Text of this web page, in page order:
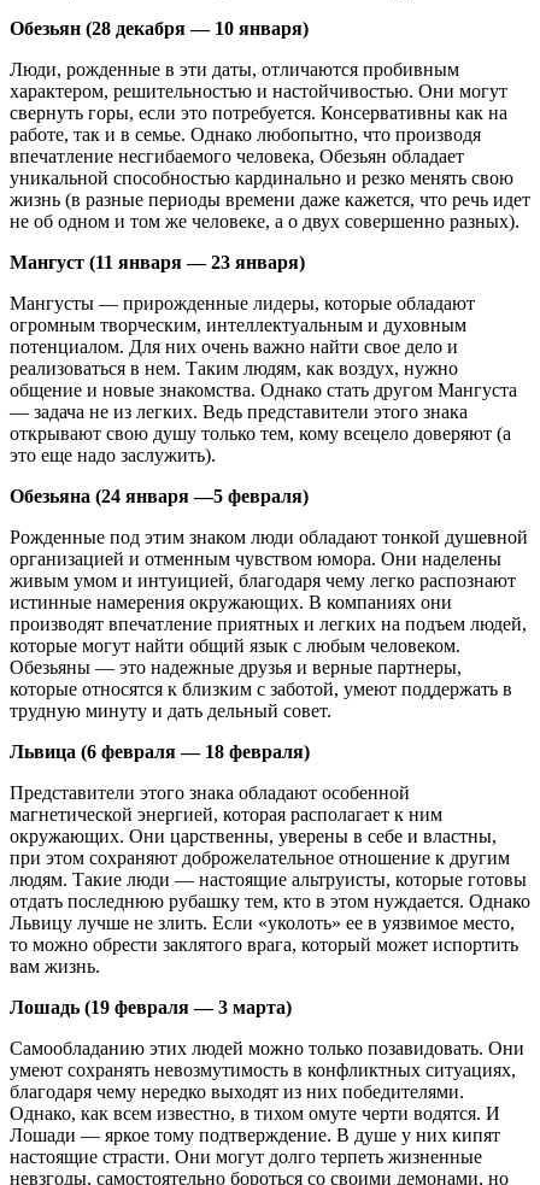
Обезьян (28 декабря — 10 января)
Люди, рожденные в эти даты, отличаются пробивным
характером, решительностью и настойчивостью. Они могут
свернуть горы, если это потребуется. Консервативны как на
работе, так и в семье. Однако любопытно, что производя
впечатление несгибаемого человека, Обезьян обладает
уникальной способностью кардинально и резко менять свою
жизнь (в разные периоды времени даже кажется, что речь идет
не об одном и том же человеке, а о двух совершенно разных).
Мангуст (11 января — 23 января)
Мангусты — прирожденные лидеры, которые обладают
огромным творческим, интеллектуальным и духовным
потенциалом. Для них очень важно найти свое дело и
реализоваться в нем. Таким людям, как воздух, нужно
общение и новые знакомства. Однако стать другом Мангуста
— задача не из легких. Ведь представители этого знака
открывают свою душу только тем, кому всецело доверяют (а
это еще надо заслужить).
Обезьяна (24 января —5 февраля)
Рожденные под этим знаком люди обладают тонкой душевной
организацией и отменным чувством юмора. Они наделены
живым умом и интуицией, благодаря чему легко распознают
истинные намерения окружающих. В компаниях они
производят впечатление приятных и легких на подъем людей,
которые могут найти общий язык с любым человеком.
Обезьяны — это надежные друзья и верные партнеры,
которые относятся к близким с заботой, умеют поддержать в
трудную минуту и дать дельный совет.
Львица (6 февраля — 18 февраля)
Представители этого знака обладают особенной
магнетической энергией, которая располагает к ним
окружающих. Они царственны, уверены в себе и властны,
при этом сохраняют доброжелательное отношение к другим
людям. Такие люди — настоящие альтруисты, которые готовы
отдать последнюю рубашку тем, кто в этом нуждается. Однако
Львицу лучше не злить. Если «уколоть» ее в уязвимое место,
то можно обрести заклятого врага, который может испортить
вам жизнь.
Лошадь (19 февраля — 3 марта)
Самообладанию этих людей можно только позавидовать. Они
умеют сохранять невозмутимость в конфликтных ситуациях,
благодаря чему нередко выходят из них победителями.
Однако, как всем известно, в тихом омуте черти водятся. И
Лошади — яркое тому подтверждение. В душе у них кипят
настоящие страсти. Они могут долго терпеть жизненные
невзгоды, самостоятельно бороться со своими демонами, но